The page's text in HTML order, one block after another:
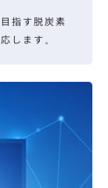
指す脱炭素
します。